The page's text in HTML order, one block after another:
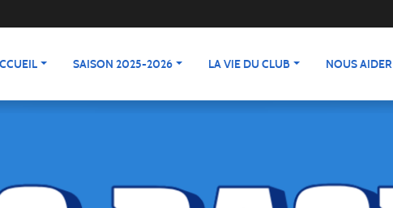
SAISON 2025-2026 LA VIE DU CLUB NOUS AIDER